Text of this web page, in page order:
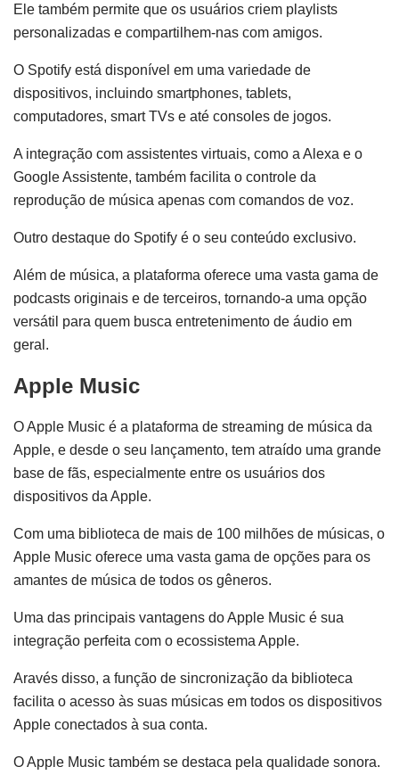
Ele também permite que os usuários criem playlists
personalizadas e compartilhem-nas com amigos.
O Spotify está disponível em uma variedade de
dispositivos, incluindo smartphones, tablets,
computadores, smart TVs e até consoles de jogos.
A integração com assistentes virtuais, como a Alexa e o
Google Assistente, também facilita o controle da
reprodução de música apenas com comandos de voz.
Outro destaque do Spotify é o seu conteúdo exclusivo.
Além de música, a plataforma oferece uma vasta gama de
podcasts originais e de terceiros, tornando-a uma opção
versátil para quem busca entretenimento de áudio em
geral.
Apple Music
O Apple Music é a plataforma de streaming de música da
Apple, e desde o seu lançamento, tem atraído uma grande
base de fãs, especialmente entre os usuários dos
dispositivos da Apple.
Com uma biblioteca de mais de 100 milhões de músicas, o
Apple Music oferece uma vasta gama de opções para os
amantes de música de todos os gêneros.
Uma das principais vantagens do Apple Music é sua
integração perfeita com o ecossistema Apple.
Aravés disso, a função de sincronização da biblioteca
facilita o acesso às suas músicas em todos os dispositivos
Apple conectados à sua conta.
O Apple Music também se destaca pela qualidade sonora.